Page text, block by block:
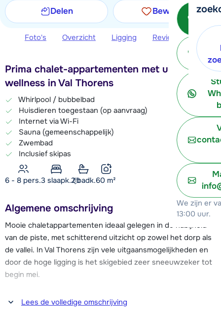
Bel
-
We zijn er
13:00 uur.
Delen Bewaren
Foto's Overzicht Ligging Reviews
Prima chalet-appartementen met uitgebreide
wellness in Val Thorens
Whirlpool / bubbelbad
Huisdieren toegestaan (op aanvraag)
Internet via Wi-Fi
Sauna (gemeenschappelijk)
Zwembad
Inclusief skipas
6 - 8 pers.3 slaapk.2 badk.60 m²
Algemene omschrijving
Mooie chaletappartementen ideaal gelegen in de nabijheid
van de piste, met schitterend uitzicht op zowel het dorp als
de vallei. In Val Thorens zijn vele uitgaansmogelijkheden en
door de hoge ligging is het skigebied zeer sneeuwzeker tot
begin mei.
De gratis skibus naar het centrum van Val Thorens (centrum
Lees de volledige omschrijving